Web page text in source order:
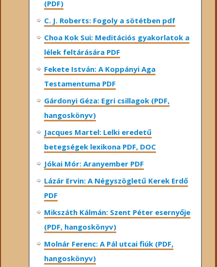
(PDF)
C. J. Roberts: Fogoly a sötétben pdf
Choa Kok Sui: Meditációs gyakorlatok a
lélek feltárására PDF
Fekete István: A Koppányi Aga
Testamentuma PDF
Gárdonyi Géza: Egri csillagok (PDF,
hangoskönyv)
Jacques Martel: Lelki eredetű
betegségek lexikona PDF, DOC
Jókai Mór: Aranyember PDF
Lázár Ervin: A Négyszögletű Kerek Erdő
PDF
Mikszáth Kálmán: Szent Péter esernyője
(PDF, hangoskönyv)
Molnár Ferenc: A Pál utcai fiúk (PDF,
hangoskönyv)